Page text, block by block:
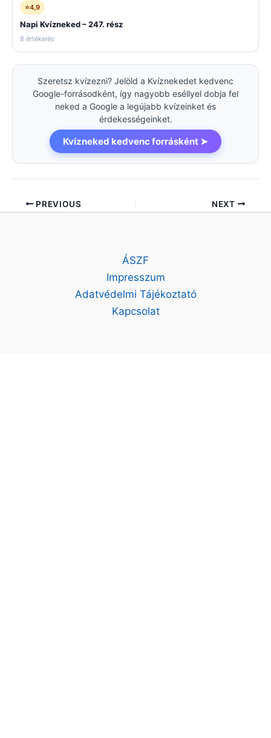
⭐4,9
Napi Kvízneked – 247. rész
8 értékelés
Szeretsz kvízezni? Jelöld a Kvíznekedet kedvenc
Google-forrásodként, így nagyobb eséllyel dobja fel
neked a Google a legújabb kvízeinket és
érdekességeinket.
Kvízneked kedvenc forrásként ➤
PREVIOUS NEXT
ÁSZF
Impresszum
Adatvédelmi Tájékoztató
Kapcsolat